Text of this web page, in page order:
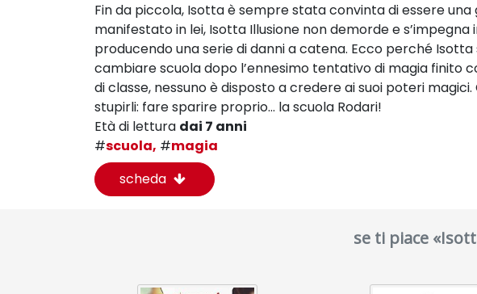
Fin da piccola, Isotta è sempre stata convinta di essere
manifestato in lei, Isotta Illusione non demorde e
producendo una serie di danni a catena. Ecco perché
cambiare scuola dopo l’ennesimo tentativo di magia finito
di classe, nessuno è disposto a credere ai suoi poteri
stupirli: fare sparire proprio… la scuola Rodari!
Età di lettura dai 7 anni
#scuola, #magia
scheda
se ti piace